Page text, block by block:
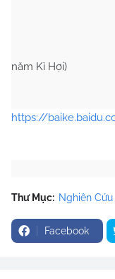
Huỳnh
Quy
(Trung
năm Kỉ Hợi)
https://
Thư Mục: Nghiên
Facebook